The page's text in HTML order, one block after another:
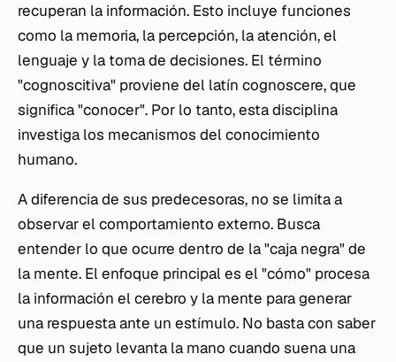
recuperan la información. Esto incluye funciones
como la memoria, la percepción, la atención, el
lenguaje y la toma de decisiones. El término
"cognoscitiva" proviene del latín cognoscere, que
significa "conocer". Por lo tanto, esta disciplina
investiga los mecanismos del conocimiento
humano.
A diferencia de sus predecesoras, no se limita a
observar el comportamiento externo. Busca
entender lo que ocurre dentro de la "caja negra" de
la mente. El enfoque principal es el "cómo" procesa
la información el cerebro y la mente para generar
una respuesta ante un estímulo. No basta con saber
que un sujeto levanta la mano cuando suena una